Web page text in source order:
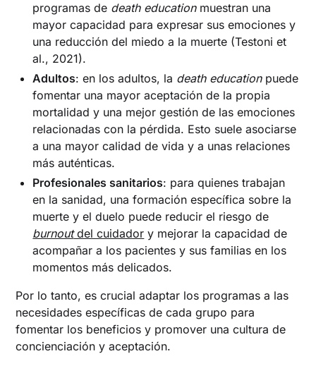
programas de death educationmuestran una
mayor capacidad para expresar sus emociones y
una reducción del miedo a la muerte (Testoni et
al., 2021).
Adultos: en los adultos, la death educationpuede
fomentar una mayor aceptación de la propia
mortalidad y una mejor gestión de las emociones
relacionadas con la pérdida. Esto suele asociarse
a una mayor calidad de vida y a unas relaciones
más auténticas.
Profesionales sanitarios: para quienes trabajan
en la sanidad, una formación específica sobre la
muerte y el duelo puede reducir el riesgo de
burnoutdel cuidador y mejorar la capacidad de
acompañar a los pacientes y sus familias en los
momentos más delicados.
Por lo tanto, es crucial adaptar los programas a las
necesidades específicas de cada grupo para
fomentar los beneficios y promover una cultura de
concienciación y aceptación.